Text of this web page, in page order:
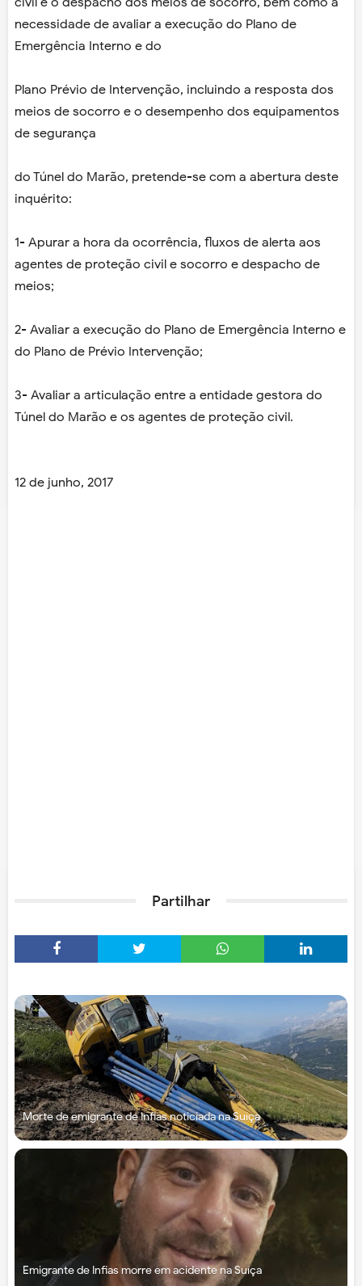
necessidade de avaliar a execução do Plano de
Emergência Interno e do
Plano Prévio de Intervenção, incluindo a resposta dos
meios de socorro e o desempenho dos equipamentos
de segurança
do Túnel do Marão, pretende-se com a abertura deste
inquérito:
1- Apurar a hora da ocorrência, fluxos de alerta aos
agentes de proteção civil e socorro e despacho de
meios;
2- Avaliar a execução do Plano de Emergência Interno e
do Plano de Prévio Intervenção;
3- Avaliar a articulação entre a entidade gestora do
Túnel do Marão e os agentes de proteção civil.
12 de junho, 2017
Partilhar
Morte de emigrante de Infias noticiada na Suíça
Emigrante de Infias morre em acidente na Suíça